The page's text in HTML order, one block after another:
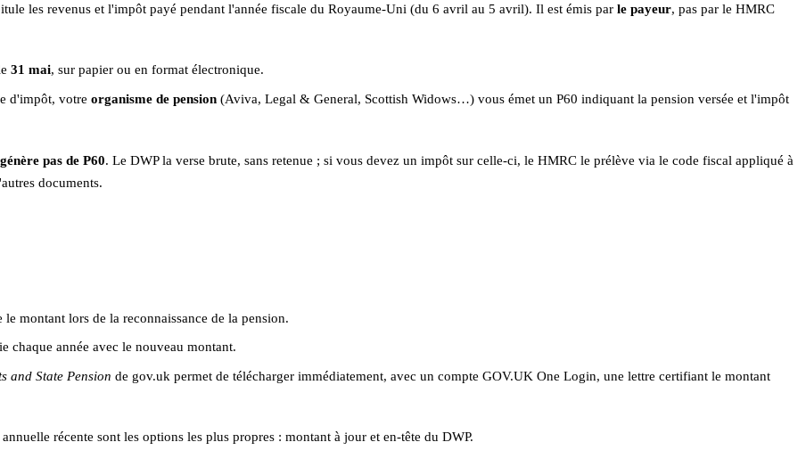
les revenus et l'impôt payé pendant l'année fiscale du Royaume-Uni (du 6 avril au 5 avril). Il est émis par le payeur, pas par le HMRC
31 mai, sur papier ou en format électronique.
d'impôt, votre organisme de pension(Aviva, Legal & General, Scottish Widows…) vous émet un P60 indiquant la pension versée et l'impôt
pas de P60. Le DWP la verse brute, sans retenue ; si vous devez un impôt sur celle-ci, le HMRC le prélève via le code fiscal appliqué à
documents.
montant lors de la reconnaissance de la pension.
chaque année avec le nouveau montant.
and State Pension de gov.uk permet de télécharger immédiatement, avec un compte GOV.UK One Login, une lettre certifiant le montant
récente sont les options les plus propres : montant à jour et en-tête du DWP.